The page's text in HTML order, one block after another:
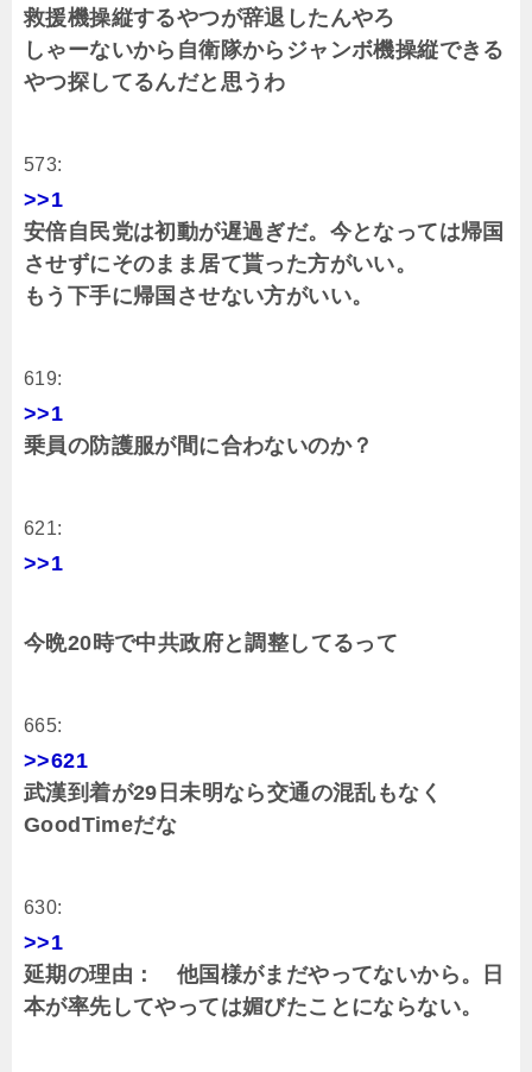
救援機操縦するやつが辞退したんやろ
しゃーないから自衛隊からジャンボ機操縦できる
やつ探してるんだと思うわ
573:
>>1
安倍自民党は初動が遅過ぎだ。今となっては帰国
させずにそのまま居て貰った方がいい。
もう下手に帰国させない方がいい。
619:
>>1
乗員の防護服が間に合わないのか？
621:
>>1
今晩20時で中共政府と調整してるって
665:
>>621
武漢到着が29日未明なら交通の混乱もなく
GoodTimeだな
630:
>>1
延期の理由： 他国様がまだやってないから。日
本が率先してやっては媚びたことにならない。